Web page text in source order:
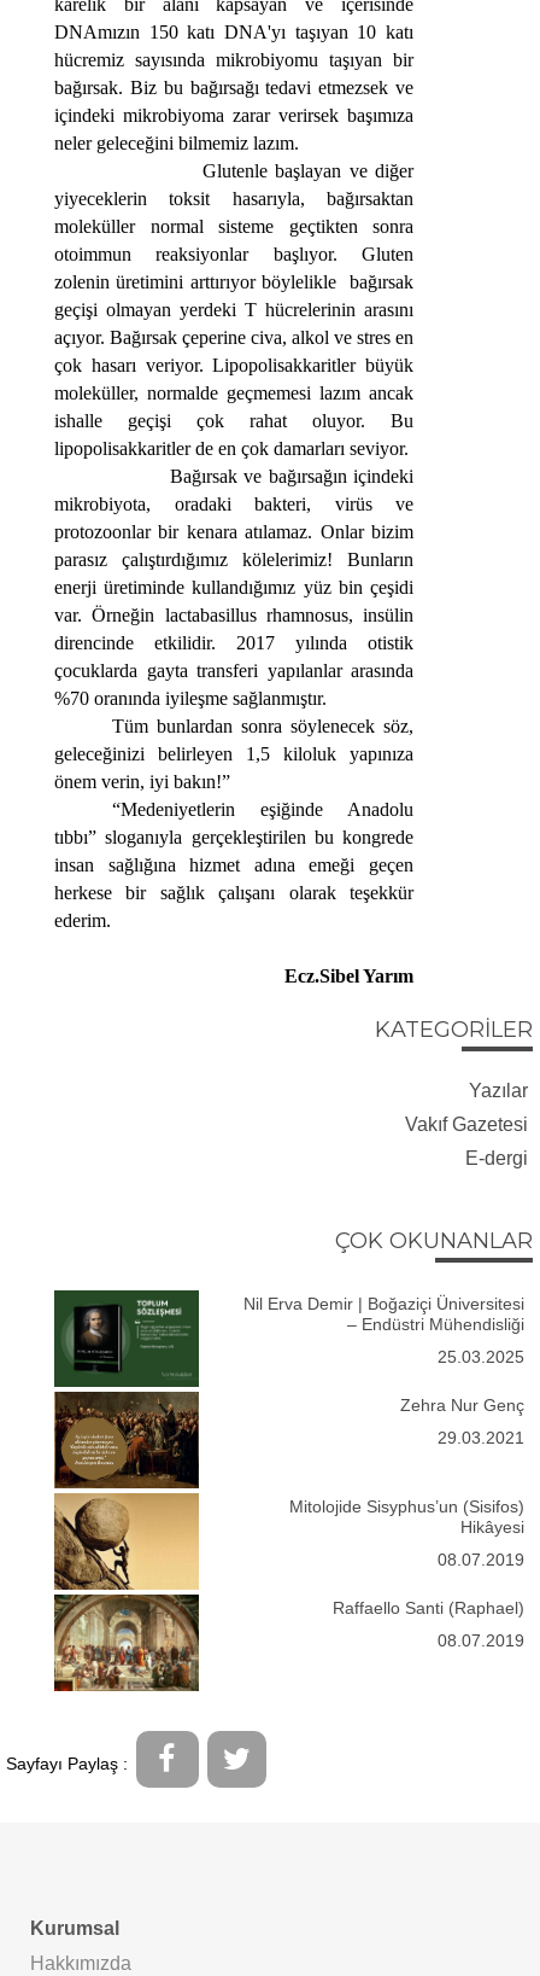
karelik bir alanı kapsayan ve içerisinde
DNAmızın 150 katı DNA'yı taşıyan 10 katı
hücremiz sayısında mikrobiyomu taşıyan bir
bağırsak. Biz bu bağırsağı tedavi etmezsek ve
içindeki mikrobiyoma zarar verirsek başımıza
neler geleceğini bilmemiz lazım.
Glutenle başlayan ve diğer
yiyeceklerin toksit hasarıyla, bağırsaktan
moleküller normal sisteme geçtikten sonra
otoimmun reaksiyonlar başlıyor. Gluten
zolenin üretimini arttırıyor böylelikle bağırsak
geçişi olmayan yerdeki T hücrelerinin arasını
açıyor. Bağırsak çeperine civa, alkol ve stres en
çok hasarı veriyor. Lipopolisakkaritler büyük
moleküller, normalde geçmemesi lazım ancak
ishalle geçişi çok rahat oluyor. Bu
lipopolisakkaritler de en çok damarları seviyor.
Bağırsak ve bağırsağın içindeki
mikrobiyota, oradaki bakteri, virüs ve
protozoonlar bir kenara atılamaz. Onlar bizim
parasız çalıştırdığımız kölelerimiz! Bunların
enerji üretiminde kullandığımız yüz bin çeşidi
var. Örneğin lactabasillus rhamnosus, insülin
direncinde etkilidir. 2017 yılında otistik
çocuklarda gayta transferi yapılanlar arasında
%70 oranında iyileşme sağlanmıştır.
Tüm bunlardan sonra söylenecek söz,
geleceğinizi belirleyen 1,5 kiloluk yapınıza
önem verin, iyi bakın!”
“Medeniyetlerin eşiğinde Anadolu
tıbbı” sloganıyla gerçekleştirilen bu kongrede
insan sağlığına hizmet adına emeği geçen
herkese bir sağlık çalışanı olarak teşekkür
ederim.
Ecz.Sibel Yarım
KATEGORİLER
Yazılar
Vakıf Gazetesi
E-dergi
ÇOK OKUNANLAR
Nil Erva Demir | Boğaziçi Üniversitesi
– Endüstri Mühendisliği
25.03.2025
Zehra Nur Genç
29.03.2021
Mitolojide Sisyphus’un (Sisifos)
Hikâyesi
08.07.2019
Raffaello Santi (Raphael)
08.07.2019
Sayfayı Paylaş :
Kurumsal
Hakkımızda